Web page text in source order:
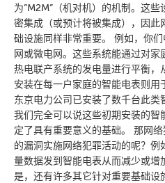
为”M2M”（机对机）的机制。这
密集成（或预计将被集成），因
础设施同样非常重要。 例如，你
网或微电网。这些系统能通过对
热电联产系统的发电量进行平衡
安装在每一户家庭的智能电表则
东京电力公司已安装了数千台此类
我们完全可以说这些初期安装的
定了具有重要意义的基础。 那网
的漏洞实施网络犯罪活动的呢？
量数据发到智能电表从而减少或增
是，还有许多其它针对重要基础